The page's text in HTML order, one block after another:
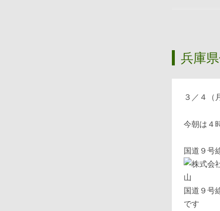
兵庫
３／４
今朝は４
国道９号
国道９
です